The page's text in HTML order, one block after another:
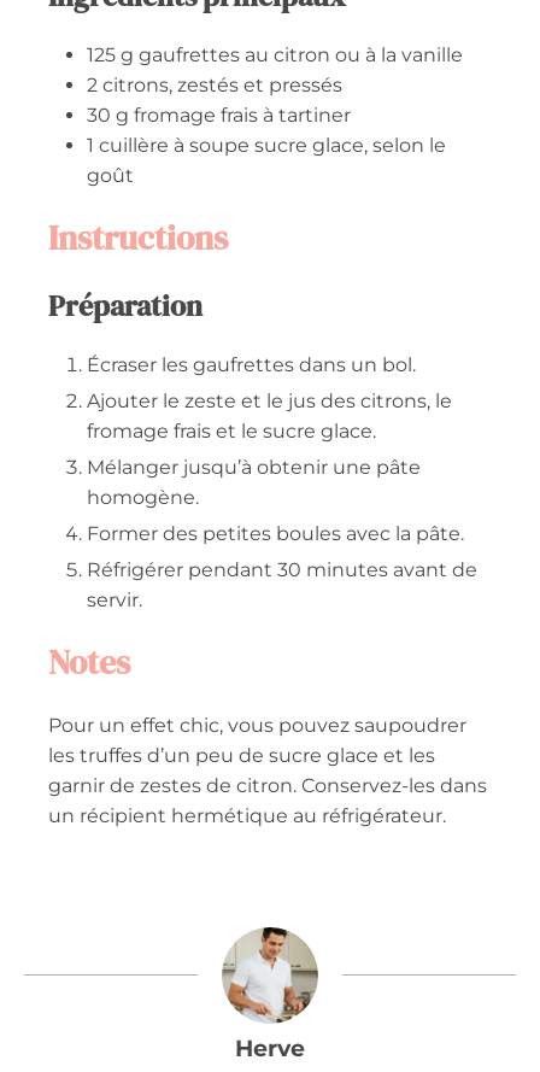
125 g gaufrettes au citron ou à la vanille
2 citrons, zestés et pressés
30 g fromage frais à tartiner
1 cuillère à soupe sucre glace, selon le
goût
Instructions
Préparation
Écraser les gaufrettes dans un bol.
Ajouter le zeste et le jus des citrons, le
fromage frais et le sucre glace.
Mélanger jusqu’à obtenir une pâte
homogène.
Former des petites boules avec la pâte.
Réfrigérer pendant 30 minutes avant de
servir.
Notes
Pour un effet chic, vous pouvez saupoudrer
les truffes d’un peu de sucre glace et les
garnir de zestes de citron. Conservez-les dans
un récipient hermétique au réfrigérateur.
Herve